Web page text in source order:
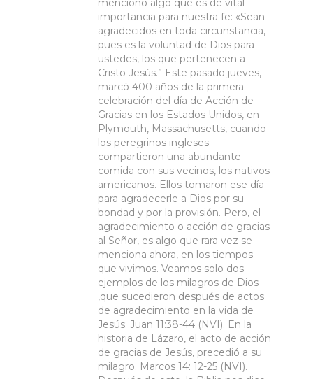
mencionó algo que es de vital
importancia para nuestra fe: «Sean
agradecidos en toda circunstancia,
pues es la voluntad de Dios para
ustedes, los que pertenecen a
Cristo Jesús.” Este pasado jueves,
marcó 400 años de la primera
celebración del día de Acción de
Gracias en los Estados Unidos, en
Plymouth, Massachusetts, cuando
los peregrinos ingleses
compartieron una abundante
comida con sus vecinos, los nativos
americanos. Ellos tomaron ese día
para agradecerle a Dios por su
bondad y por la provisión. Pero, el
agradecimiento o acción de gracias
al Señor, es algo que rara vez se
menciona ahora, en los tiempos
que vivimos. Veamos solo dos
ejemplos de los milagros de Dios
,que sucedieron después de actos
de agradecimiento en la vida de
Jesús: Juan 11:38-44 (NVI). En la
historia de Lázaro, el acto de acción
de gracias de Jesús, precedió a su
milagro. Marcos 14: 12-25 (NVI).